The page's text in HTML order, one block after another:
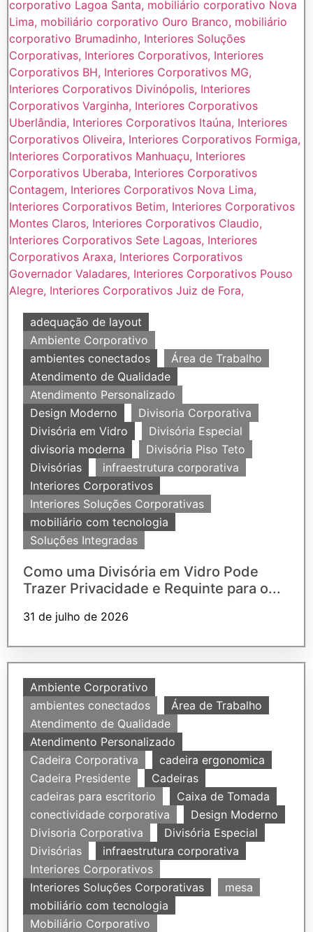
adequação de layout
Ambiente Corporativo
ambientes conectados
Área de Trabalho
Atendimento de Qualidade
Atendimento Personalizado
Design Moderno
Divisoria Corporativa
Divisória em Vidro
Divisória Especial
divisoria moderna
Divisória Piso Teto
Divisórias
infraestrutura corporativa
Interiores Corporativos
Interiores Soluções Corporativas
mobiliário com tecnologia
Soluções Integradas
Como uma Divisória em Vidro Pode
Trazer Privacidade e Requinte para o...
31 de julho de 2026
Ambiente Corporativo
ambientes conectados
Área de Trabalho
Atendimento de Qualidade
Atendimento Personalizado
Cadeira Corporativa
cadeira ergonomica
Cadeira Presidente
Cadeiras
cadeiras para escritorio
Caixa de Tomada
conectividade corporativa
Design Moderno
Divisoria Corporativa
Divisória Especial
Divisórias
infraestrutura corporativa
Interiores Corporativos
Interiores Soluções Corporativas
mesa
mobiliário com tecnologia
Mobiliário Corporativo